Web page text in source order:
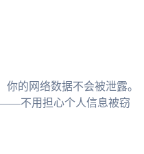
的网络数据不会被泄露。
——不用担心个人信息被窃